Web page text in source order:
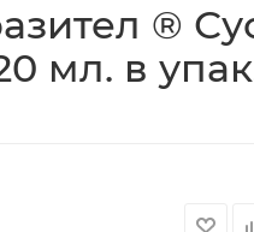
®
мл. в